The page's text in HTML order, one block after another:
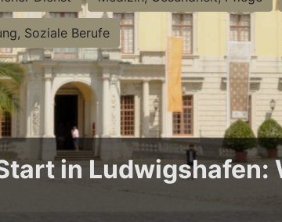
Soziale Berufe
in Ludwigshafen: